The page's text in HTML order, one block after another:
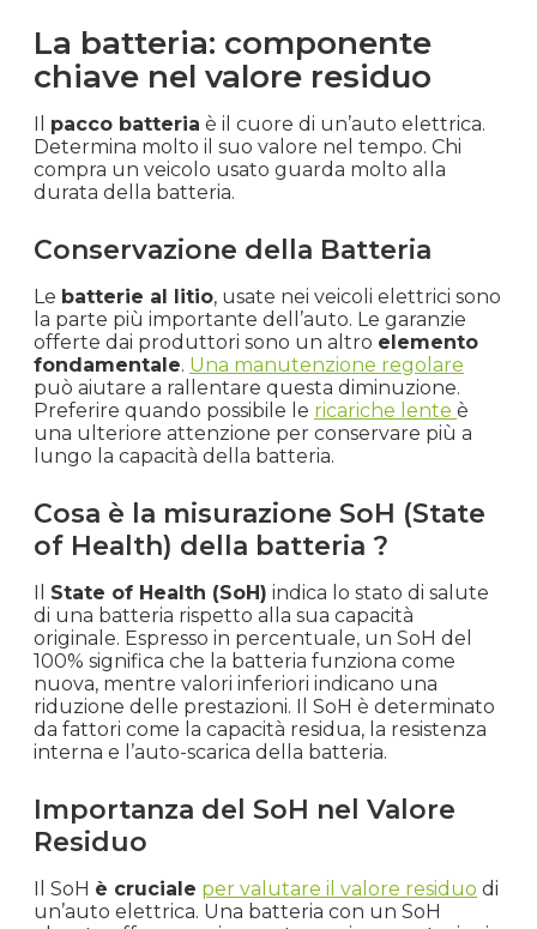
La batteria: componente
chiave nel valore residuo
Il pacco batteria è il cuore di un’auto elettrica.
Determina molto il suo valore nel tempo. Chi
compra un veicolo usato guarda molto alla
durata della batteria.
Conservazione della Batteria
Le batterie al litio, usate nei veicoli elettrici sono
la parte più importante dell’auto. Le garanzie
offerte dai produttori sono un altro elemento
fondamentale. Una manutenzione regolare
può aiutare a rallentare questa diminuzione.
Preferire quando possibile le ricariche lente è
una ulteriore attenzione per conservare più a
lungo la capacità della batteria.
Cosa è la misurazione SoH (State
of Health) della batteria ?
Il State of Health (SoH) indica lo stato di salute
di una batteria rispetto alla sua capacità
originale. Espresso in percentuale, un SoH del
100% significa che la batteria funziona come
nuova, mentre valori inferiori indicano una
riduzione delle prestazioni. Il SoH è determinato
da fattori come la capacità residua, la resistenza
interna e l’auto-scarica della batteria.
Importanza del SoH nel Valore
Residuo
Il SoH è cruciale per valutare il valore residuo di
un’auto elettrica. Una batteria con un SoH